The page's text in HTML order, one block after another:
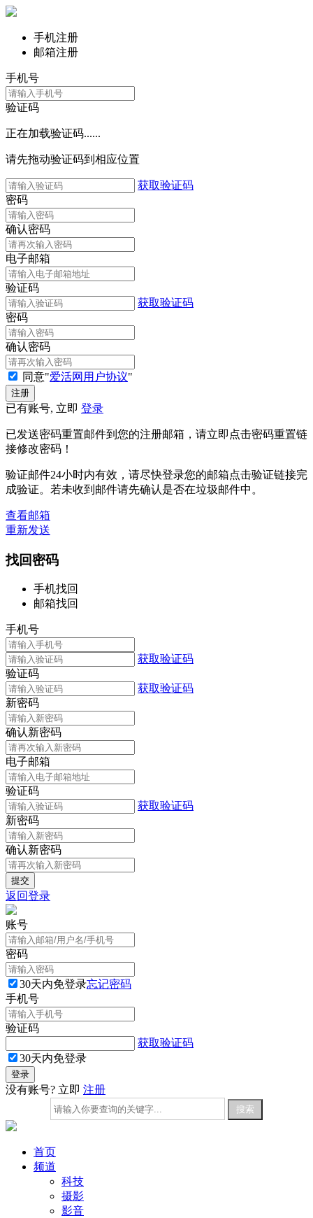
手机注册
邮箱注册
手机号
验证码
正在加载验证码......
请先拖动验证码到相应位置
获取验证码
密码
确认密码
电子邮箱
验证码
获取验证码
密码
确认密码
同意"爱活网用户协议"
已有账号, 立即 登录
已发送密码重置邮件到您的注册邮箱，请立即点击密码重置链
接修改密码！
验证邮件24小时内有效，请尽快登录您的邮箱点击验证链接完
成验证。若未收到邮件请先确认是否在垃圾邮件中。
查看邮箱
重新发送
找回密码
手机找回
邮箱找回
手机号
获取验证码
验证码
获取验证码
新密码
确认新密码
电子邮箱
验证码
获取验证码
新密码
确认新密码
返回登录
账号
密码
30天内免登录忘记密码
手机号
验证码
获取验证码
30天内免登录
没有账号? 立即 注册
首页
频道
科技
摄影
影音